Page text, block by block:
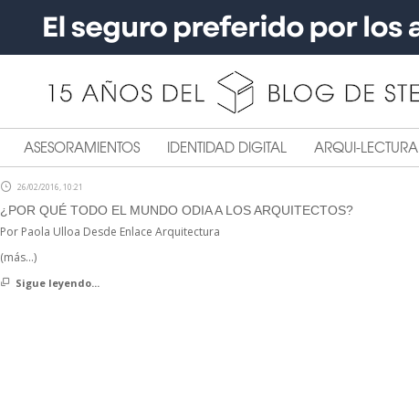
ASESORAMIENTOS IDENTIDAD DIGITAL ARQUI-LECTURA
26/02/2016, 10:21
¿POR QUÉ TODO EL MUNDO ODIA A LOS ARQUITECTOS?
Por Paola Ulloa Desde Enlace Arquitectura
(más…)
Sigue leyendo...